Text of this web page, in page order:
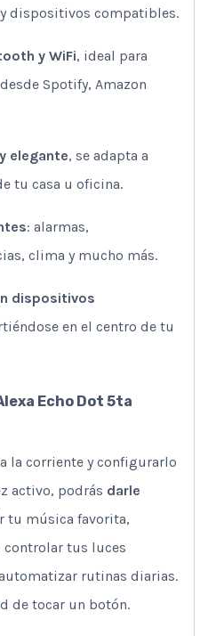
dispositivos compatibles.
y WiFi, ideal para
Spotify, Amazon
elegante, se adapta a
tu casa u oficina.
: alarmas,
clima y mucho más.
dispositivos
en el centro de tu
Echo Dot 5ta
la corriente y configurarlo
activo, podrás darle
tu música favorita,
tus luces
rutinas diarias.
de tocar un botón.